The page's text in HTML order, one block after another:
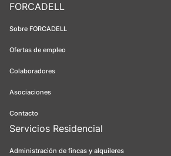
FORCADELL
Sobre FORCADELL
Ofertas de empleo
Colaboradores
Asociaciones
Contacto
Servicios Residencial
Administración de fincas y alquileres